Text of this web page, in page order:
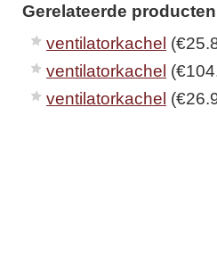
Gerelateerde
ventilatorkachel
ventilatorkachel
ventilatorkachel